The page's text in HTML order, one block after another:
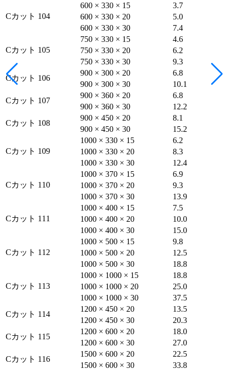
Cカット 104
600 × 330 × 15
3.7
600 × 330 × 20
5.0
600 × 330 × 30
7.4
Cカット 105
750 × 330 × 15
4.6
750 × 330 × 20
6.2
750 × 330 × 30
9.3
Cカット 106
900 × 300 × 20
6.8
900 × 300 × 30
10.1
Cカット 107
900 × 360 × 20
6.8
900 × 360 × 30
12.2
Cカット 108
900 × 450 × 20
8.1
900 × 450 × 30
15.2
Cカット 109
1000 × 330 × 15
6.2
1000 × 330 × 20
8.3
1000 × 330 × 30
12.4
Cカット 110
1000 × 370 × 15
6.9
1000 × 370 × 20
9.3
1000 × 370 × 30
13.9
Cカット 111
1000 × 400 × 15
7.5
1000 × 400 × 20
10.0
1000 × 400 × 30
15.0
Cカット 112
1000 × 500 × 15
9.8
1000 × 500 × 20
12.5
1000 × 500 × 30
18.8
Cカット 113
1000 × 1000 × 15
18.8
1000 × 1000 × 20
25.0
1000 × 1000 × 30
37.5
Cカット 114
1200 × 450 × 20
13.5
1200 × 450 × 30
20.3
Cカット 115
1200 × 600 × 20
18.0
1200 × 600 × 30
27.0
Cカット 116
1500 × 600 × 20
22.5
1500 × 600 × 30
33.8